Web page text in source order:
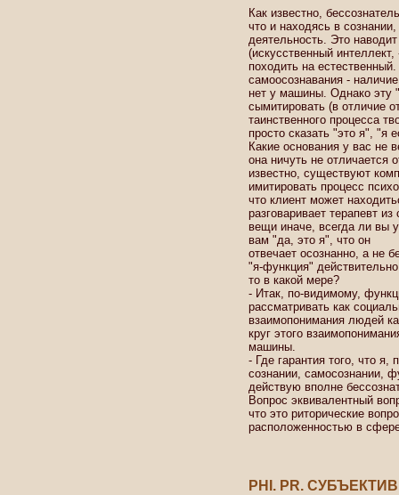
Как известно,
что и находясь в
деятельность. Это
(искусственный
походить на
самоосознавания -
нет у машины. Однако эту
сымитировать (в отличие
таинственного процесса
просто сказать "это я", "я
Какие основания у вас не
она ничуть не отличается
известно, существуют
имитировать процесс
что клиент может
разговаривает терапевт
вещи иначе, всегда ли вы
вам "да, это я", что он
отвечает осознанно, а не
"я-функция"
то в какой мере?
- Итак, по-видимому,
рассматривать как
взаимопонимания людей
круг этого
машины.
- Где гарантия того, что
сознании, самосознании,
действую вполне
Вопрос эквивалентный
что это риторические
расположенностью в
PHI. PR.